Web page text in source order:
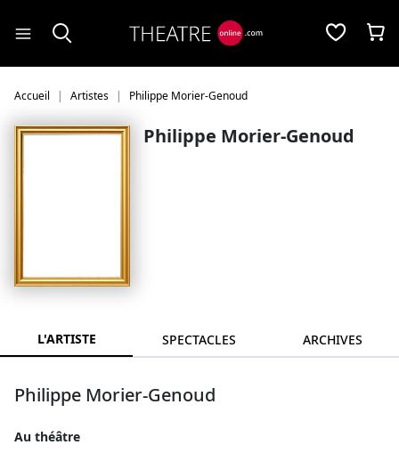
Accueil Artistes Philippe Morier-Genoud
Philippe Morier-Genoud
L'ARTISTE SPECTACLES ARCHIVES
Philippe Morier-Genoud
Au théâtre